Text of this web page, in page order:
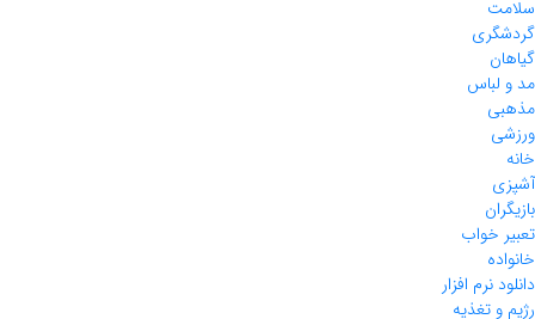
سلامت
گردشگری
گیاهان
مد و لباس
مذهبی
ورزشی
خانه
آشپزی
بازیگران
تعبیر خواب
خانواده
دانلود نرم افزار
رژیم و تغذیه